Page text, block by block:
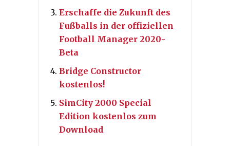
Erschaffe die Zukunft des
Fußballs in der offiziellen
Football Manager 2020-
Beta
Bridge Constructor
kostenlos!
SimCity 2000 Special
Edition kostenlos zum
Download